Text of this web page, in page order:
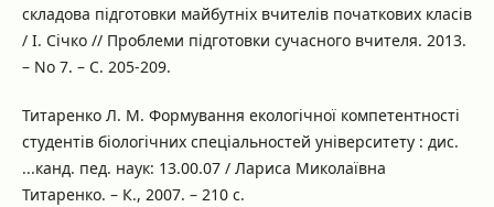
складова підготовки майбутніх вчителів початкових класів
/ І. Січко // Проблеми підготовки сучасного вчителя. 2013.
– No 7. – С. 205-209.
Титаренко Л. М. Формування екологічної компетентності
студентів біологічних спеціальностей університету : дис.
...канд. пед. наук: 13.00.07 / Лариса Миколаївна
Титаренко. – К., 2007. – 210 с.